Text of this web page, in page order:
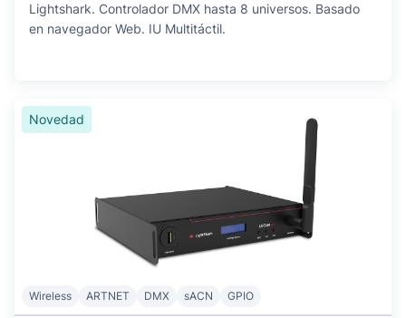
Lightshark. Controlador DMX hasta 8 universos. Basado
en navegador Web. IU Multitáctil.
Novedad
Wireless ARTNET DMX sACN GPIO